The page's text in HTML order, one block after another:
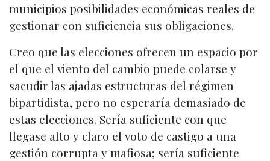
municipios posibilidades económicas reales de
gestionar con suficiencia sus obligaciones.
Creo que las elecciones ofrecen un espacio por
el que el viento del cambio puede colarse y
sacudir las ajadas estructuras del régimen
bipartidista, pero no esperaría demasiado de
estas elecciones. Sería suficiente con que
llegase alto y claro el voto de castigo a una
gestión corrupta y mafiosa; sería suficiente